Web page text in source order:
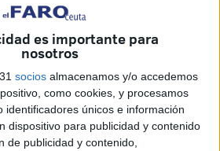
es importante para
nosotros
socios almacenamos y/o accedemos
como cookies, y procesamos
identificadores únicos e información
dispositivo para publicidad y contenido
de publicidad y contenido,
Una de las más recientes ha sido
donde no han dudado en
Yessica Torres Gómez con el
de Fin de Gradodel Colegio
exigente enclave.